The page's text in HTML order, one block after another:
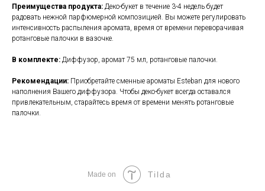
Преимущества продукта: Деко-букет в течение 3-4 недель будет
радовать нежной парфюмерной композицией. Вы можете регулировать
интенсивность распыления аромата, время от времени переворачивая
ротанговые палочки в вазочке.
В комплекте: Диффузор, аромат 75 мл, ротанговые палочки.
Рекомендации: Приобретайте сменные ароматы Esteban для нового
наполнения Вашего диффузора. Чтобы деко-букет всегда оставался
привлекательным, старайтесь время от времени менять ротанговые
палочки.
Made on Tilda